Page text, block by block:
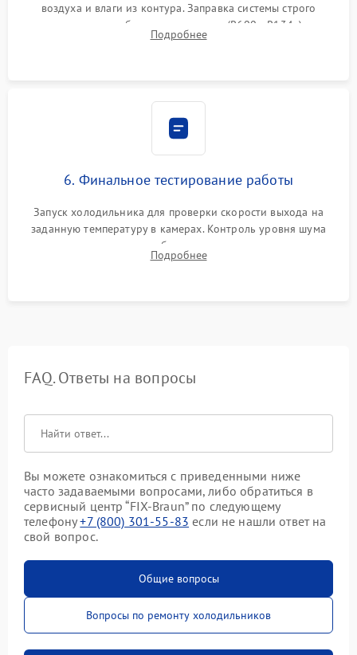
воздуха и влаги из контура. Заправка системы строго
дозированным объемом хладагента (R600a, R134a) по
электронным весам. Контроль рабочего давления в системе.
Подробнее
6. Финальное тестирование работы
Запуск холодильника для проверки скорости выхода на
заданную температуру в камерах. Контроль уровня шума
компрессора, отсутствия обмерзания стенок и корректного
срабатывания системы автоматической оттайки.
Подробнее
FAQ. Ответы на вопросы
Вы можете ознакомиться с приведенными ниже
часто задаваемыми вопросами, либо обратиться в
сервисный центр “FIX-Braun” по следующему
телефону+7 (800) 301-55-83 если не нашли ответ на
свой вопрос.
Общие вопросы
Вопросы по ремонту холодильников